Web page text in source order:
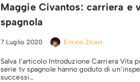
Maggie Civantos: carriera e
spagnola
7 Luglio 2020 Enrico Zicari
Salva l’articolo Introduzione Carriera Vita
serie tv spagnole hanno goduto di
successi…